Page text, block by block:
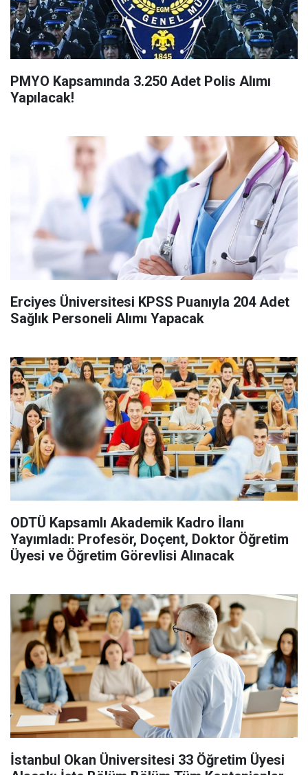
PMYO Kapsamında 3.250 Adet Polis Alımı
Yapılacak!
Erciyes Üniversitesi KPSS Puanıyla 204 Adet
Sağlık Personeli Alımı Yapacak
ODTÜ Kapsamlı Akademik Kadro İlanı
Yayımladı: Profesör, Doçent, Doktor Öğretim
Üyesi ve Öğretim Görevlisi Alınacak
İstanbul Okan Üniversitesi 33 Öğretim Üyesi